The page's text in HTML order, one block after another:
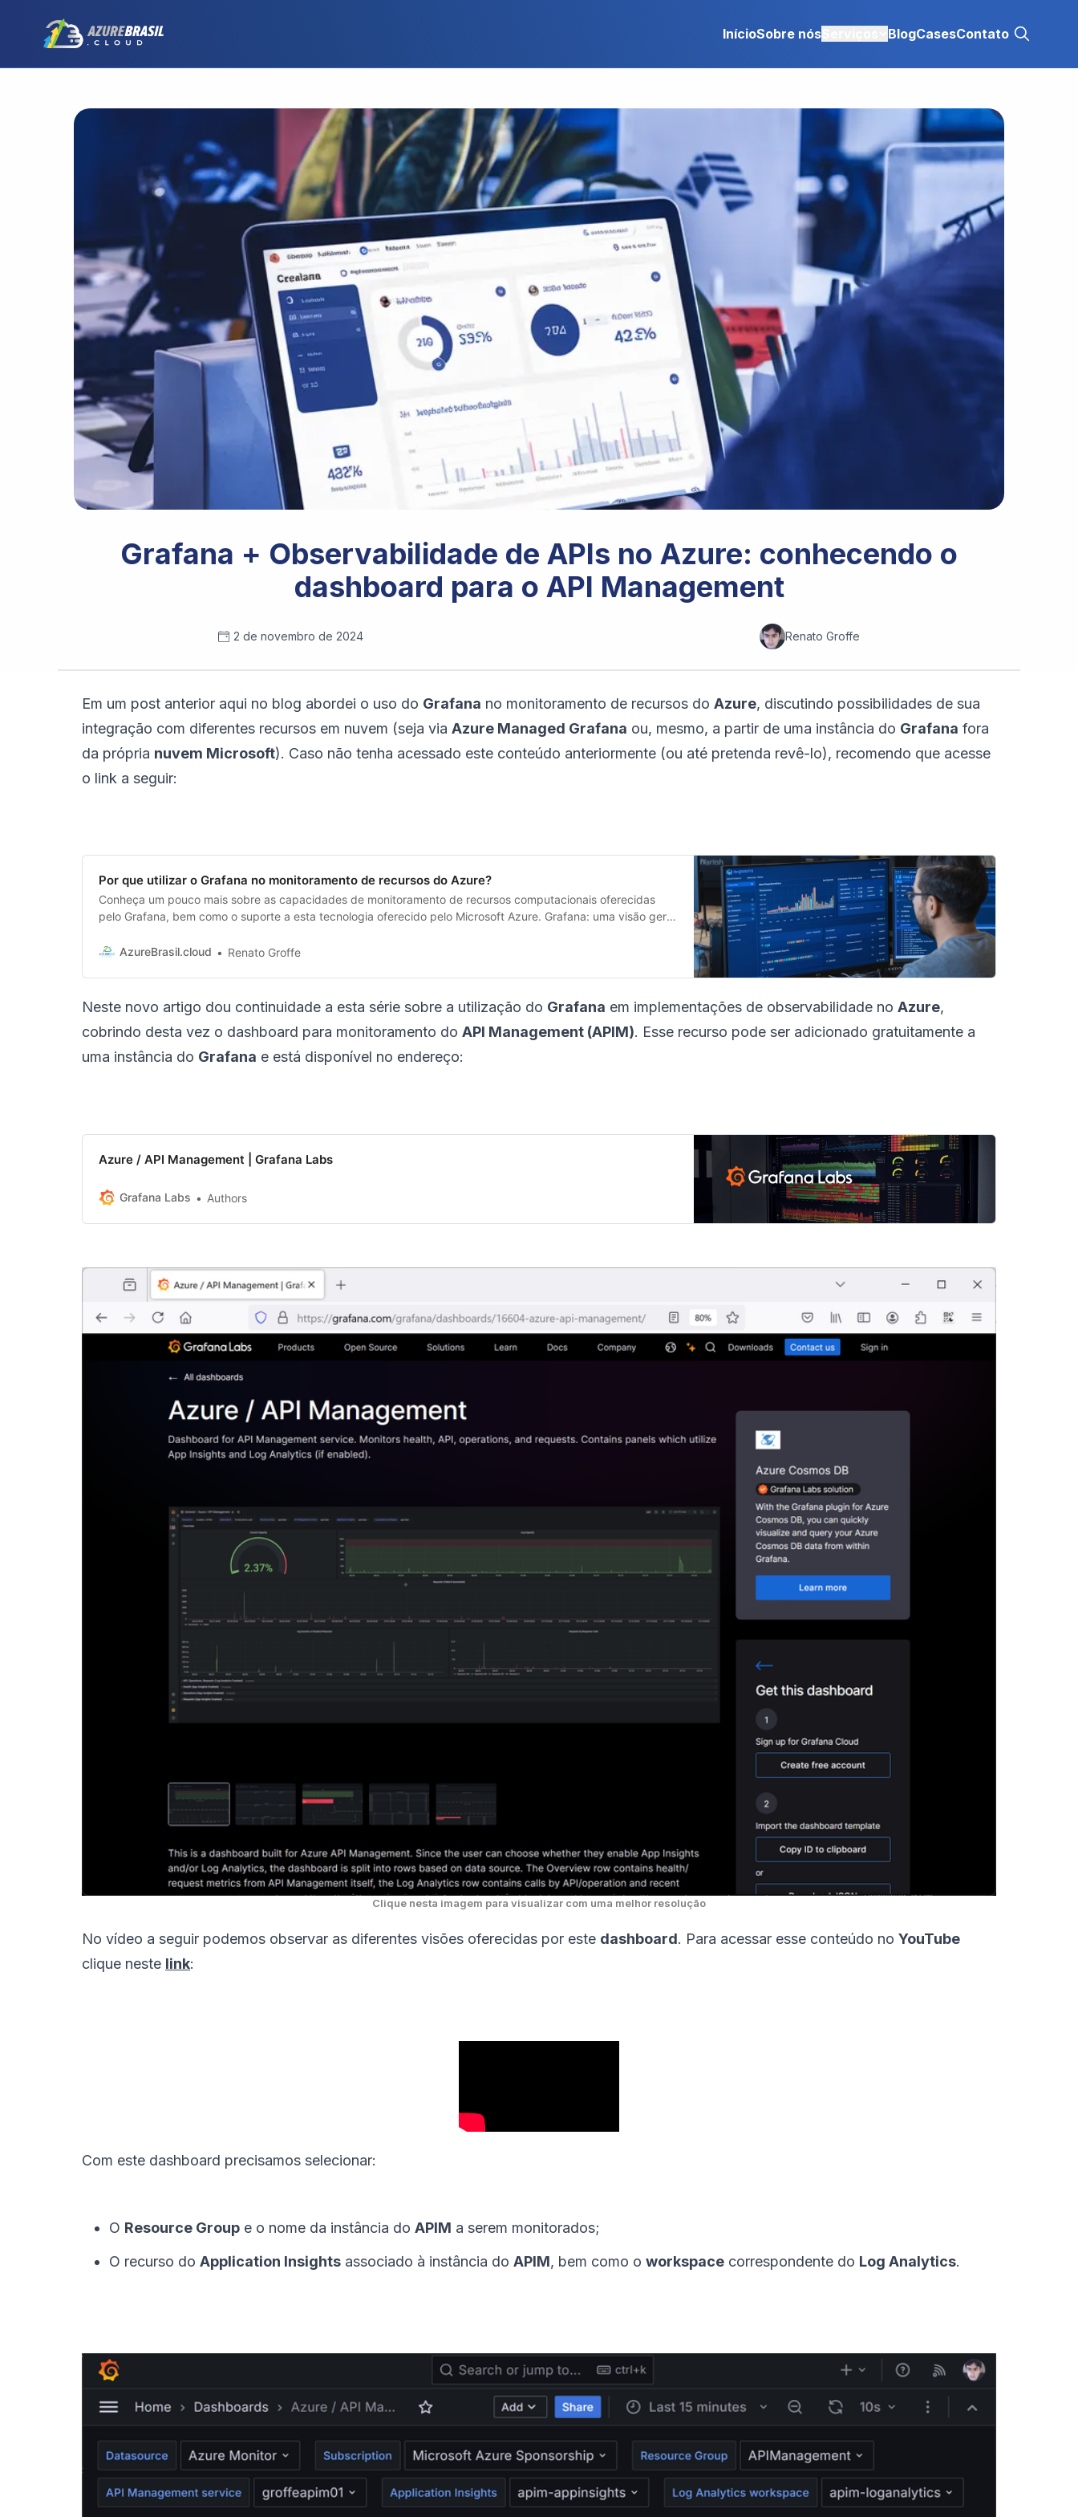
InícioSobre nósServiços BlogCasesContato
Grafana + Observabilidade de APIs no Azure: conhecendo o
dashboard para o API Management
2 de novembro de 2024 Renato Groffe
Em um post anterior aqui no blog abordei o uso do Grafana no monitoramento de recursos do Azure, discutindo possibilidades de sua
integração com diferentes recursos em nuvem (seja via Azure Managed Grafana ou, mesmo, a partir de uma instância do Grafana fora
da própria nuvem Microsoft). Caso não tenha acessado este conteúdo anteriormente (ou até pretenda revê-lo), recomendo que acesse
o link a seguir:
Por que utilizar o Grafana no monitoramento de recursos do Azure?
Conheça um pouco mais sobre as capacidades de monitoramento de recursos computacionais oferecidas
pelo Grafana, bem como o suporte a esta tecnologia oferecido pelo Microsoft Azure. Grafana: uma visão geral
SRE AzureBrasil.cloud Renato Groffe
Neste novo artigo dou continuidade a esta série sobre a utilização do Grafana em implementações de observabilidade no Azure,
cobrindo desta vez o dashboard para monitoramento do API Management (APIM). Esse recurso pode ser adicionado gratuitamente a
uma instância do Grafana e está disponível no endereço:
Azure / API Management | Grafana Labs
Grafana Labs Authors
Clique nesta imagem para visualizar com uma melhor resolução
No vídeo a seguir podemos observar as diferentes visões oferecidas por este dashboard. Para acessar esse conteúdo no YouTube
clique neste link:
Com este dashboard precisamos selecionar:
O Resource Group e o nome da instância doAPIM a serem monitorados;
O recurso doApplication Insights associado à instância doAPIM, bem como oworkspace correspondente do Log Analytics.